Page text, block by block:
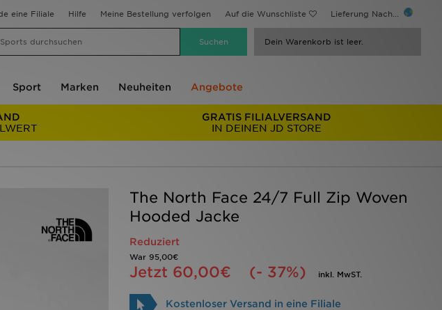
eine Filiale Hilfe Meine Bestellung verfolgen Auf die Wunschliste Lieferung Nach...
Dein Warenkorb ist leer.
Sport Marken Neuheiten Angebote
GRATIS FILIALVERSAND
IN DEINEN JD STORE
The North Face 24/7 Full Zip Woven
Hooded Jacke
Reduziert
War 95,00€
Jetzt 60,00€ (- 37%) inkl. MwST.
Kostenloser Versand in eine Filiale